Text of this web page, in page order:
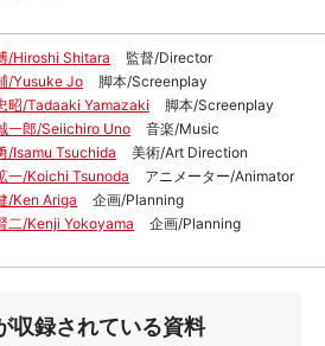
Hiroshi Shitara
監督/Director
/Yusuke Jo
脚本/Screenplay
/Tadaaki Yamazaki
脚本/Screenplay
郎/Seiichiro Uno
音楽/Music
Isamu Tsuchida
美術/Art Direction
/Koichi Tsunoda
アニメーター/Animator
Ken Ariga
企画/Planning
/Kenji Yokoyama
企画/Planning
収録されている資料